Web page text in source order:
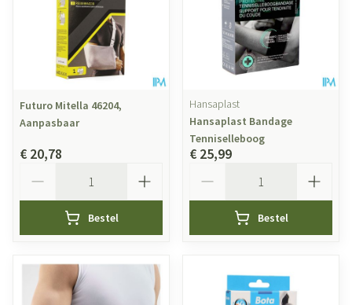
Futuro Mitella 46204,
Aanpasbaar
€ 20,78
Bestel
Hansaplast
Hansaplast Bandage
Tenniselleboog
€ 25,99
Bestel